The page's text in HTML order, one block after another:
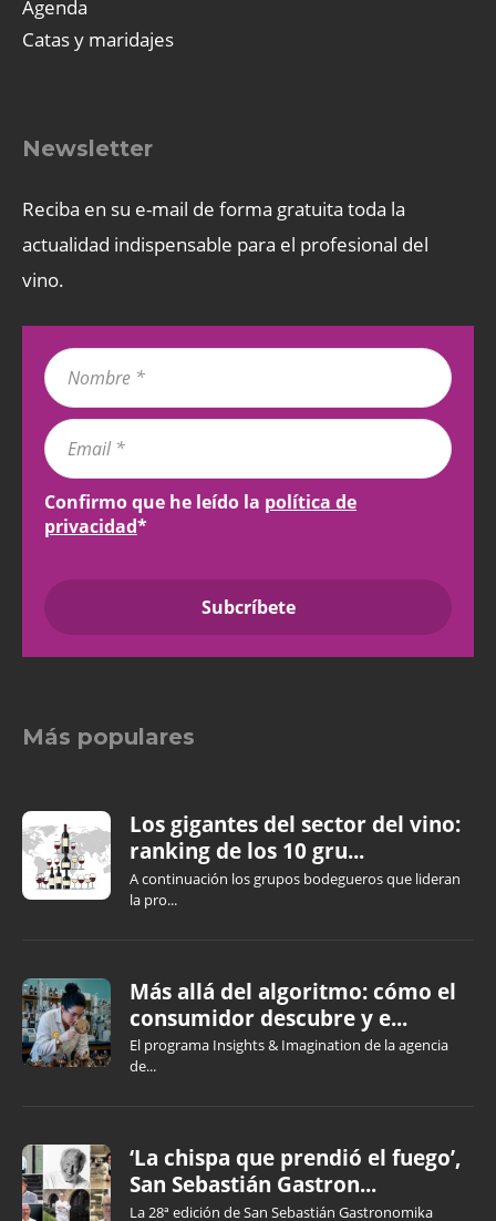
Agenda
Catas y maridajes
Newsletter
Reciba en su e-mail de forma gratuita toda la
actualidad indispensable para el profesional del
vino.
Confirmo que he leído la política de
privacidad*
Más populares
Los gigantes del sector del vino:
ranking de los 10 gru...
A continuación los grupos bodegueros que lideran
la pro...
Más allá del algoritmo: cómo el
consumidor descubre y e...
El programa Insights & Imagination de la agencia
de...
‘La chispa que prendió el fuego’,
San Sebastián Gastron...
La 28ª edición de San Sebastián Gastronomika